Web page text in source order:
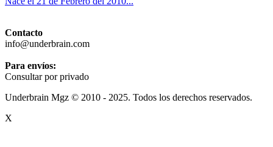
Contacto
info@underbrain.com
Para envíos:
Consultar por privado
Underbrain Mgz © 2010 - 2025. Todos los derechos reservados.
X